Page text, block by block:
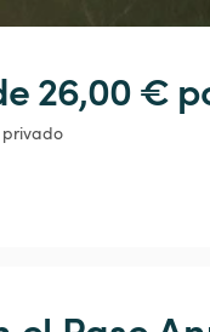
26,00 €
privado